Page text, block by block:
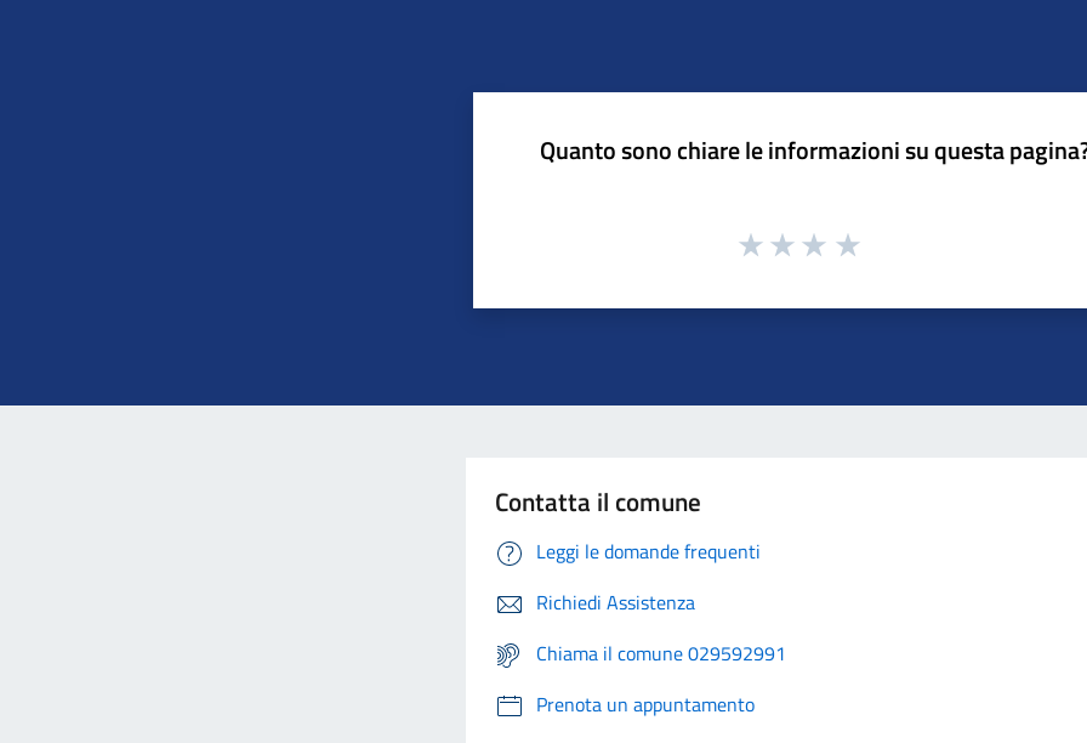
Quanto sono chiare le informazioni su questa
Contatta il comune
Leggi le domande frequenti
Richiedi Assistenza
Chiama il comune 029592991
Prenota un appuntamento